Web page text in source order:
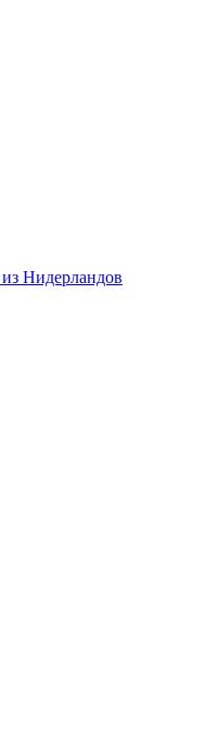
Нидерландов